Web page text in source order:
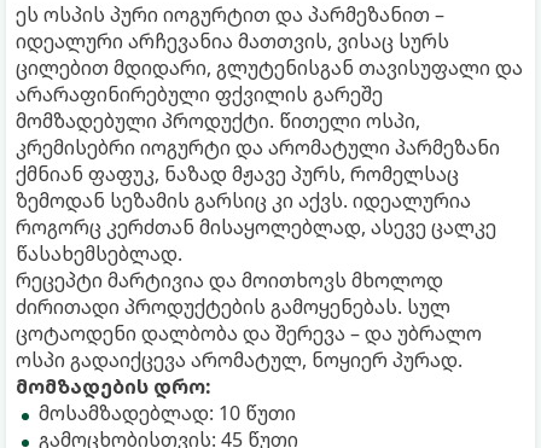
ეს ოსპის პური იოგურტით და პარმეზანით –
იდეალური არჩევანია მათთვის, ვისაც სურს
ცილებით მდიდარი, გლუტენისგან თავისუფალი და
არარაფინირებული ფქვილის გარეშე
მომზადებული პროდუქტი. წითელი ოსპი,
კრემისებრი იოგურტი და არომატული პარმეზანი
ქმნიან ფაფუკ, ნაზად მჟავე პურს, რომელსაც
ზემოდან სეზამის გარსიც კი აქვს. იდეალურია
როგორც კერძთან მისაყოლებლად, ასევე ცალკე
წასახემსებლად.
რეცეპტი მარტივია და მოითხოვს მხოლოდ
ძირითადი პროდუქტების გამოყენებას. სულ
ცოტაოდენი დალბობა და შერევა – და უბრალო
ოსპი გადაიქცევა არომატულ, ნოყიერ პურად.
მომზადების დრო:
მოსამზადებლად: 10 წუთი
გამოცხობისთვის: 45 წუთი